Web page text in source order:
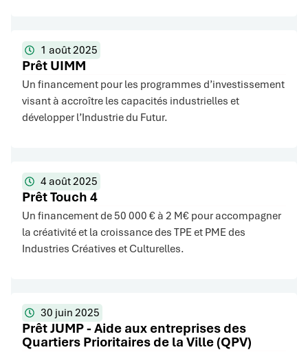
1 août 2025
Prêt UIMM
Un financement pour les programmes d’investissement
visant à accroître les capacités industrielles et
développer l’Industrie du Futur.
4 août 2025
Prêt Touch 4
Un financement de 50 000 € à 2 M€ pour accompagner
la créativité et la croissance des TPE et PME des
Industries Créatives et Culturelles.
30 juin 2025
Prêt JUMP - Aide aux entreprises des
Quartiers Prioritaires de la Ville (QPV)